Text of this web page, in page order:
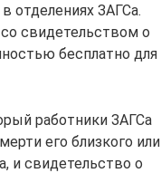
отделениях ЗАГСа.
свидетельством о
бесплатно для
работники ЗАГСа
его близкого или
и свидетельство о